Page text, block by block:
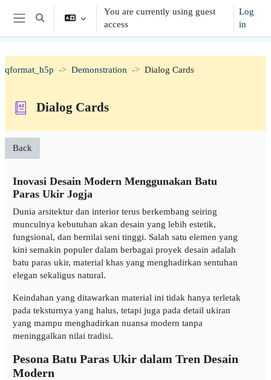
Skip to main content
Side panel
Toggle search input
You are currently using guest
access
Log
in
qformat_h5p Demonstration Dialog Cards
Dialog Cards
Back
Inovasi Desain Modern Menggunakan Batu
Paras Ukir Jogja
Dunia arsitektur dan interior terus berkembang seiring
munculnya kebutuhan akan desain yang lebih estetik,
fungsional, dan bernilai seni tinggi. Salah satu elemen yang
kini semakin populer dalam berbagai proyek desain adalah
batu paras ukir, material khas yang menghadirkan sentuhan
elegan sekaligus natural.
Keindahan yang ditawarkan material ini tidak hanya terletak
pada teksturnya yang halus, tetapi juga pada detail ukiran
yang mampu menghadirkan nuansa modern tanpa
meninggalkan nilai tradisi.
Pesona Batu Paras Ukir dalam Tren Desain
Modern